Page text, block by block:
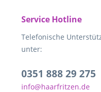
Service Hotline
Telefonische
unter:
0351 888 29 275
info@haarfritzen.de